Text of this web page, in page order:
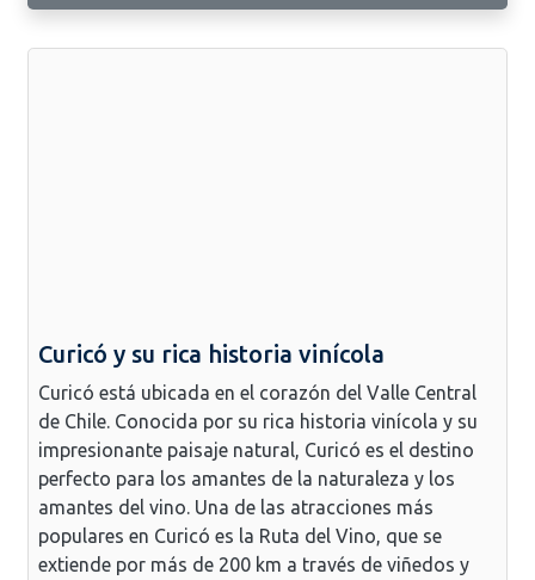
Curicó y su rica historia vinícola
Curicó está ubicada en el corazón del Valle Central
de Chile. Conocida por su rica historia vinícola y su
impresionante paisaje natural, Curicó es el destino
perfecto para los amantes de la naturaleza y los
amantes del vino. Una de las atracciones más
populares en Curicó es la Ruta del Vino, que se
extiende por más de 200 km a través de viñedos y